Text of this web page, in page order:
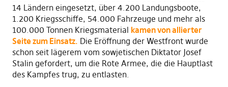
14 Ländern eingesetzt, über 4.200 Landungsboote,
1.200 Kriegsschiffe, 54.000 Fahrzeuge und mehr als
100.000 Tonnen Kriegsmaterial kamen von allierter
Seite zum Einsatz. Die Eröffnung der Westfront wurde
schon seit lägerem vom sowjetischen Diktator Josef
Stalin gefordert, um die Rote Armee, die die Hauptlast
des Kampfes trug, zu entlasten.